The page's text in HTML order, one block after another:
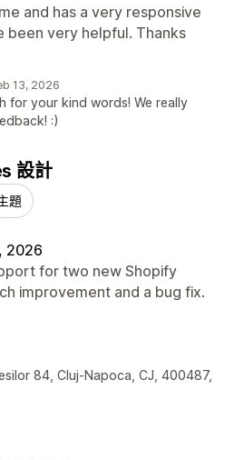
and has a very responsive
been very helpful. Thanks
13, 2026
for your kind words! We really
:)
設計
題
2026
for two new Shopify
improvement and a bug fix.
84, Cluj-Napoca, CJ, 400487,